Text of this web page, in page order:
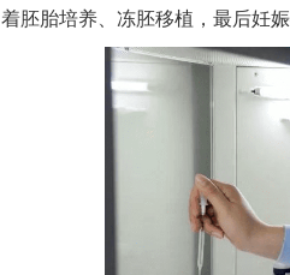
着胚胎培养、冻胚移植，最后妊娠